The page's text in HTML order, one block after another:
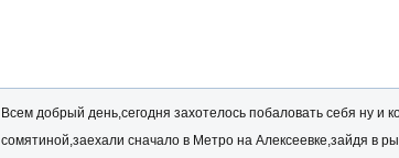
Всем добрый день,сегодня захотелось побаловать себя ну и
сомятиной,заехали сначало в Метро на Алексеевке,зайдя в